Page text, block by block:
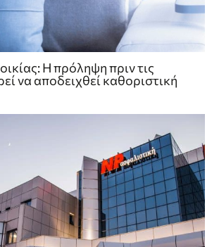
Η πρόληψη πριν τις
να αποδειχθεί καθοριστική